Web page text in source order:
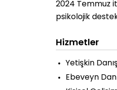
2024 Temmuz
psikolojik
Hizmetler
Yetişkin
Ebeveyn